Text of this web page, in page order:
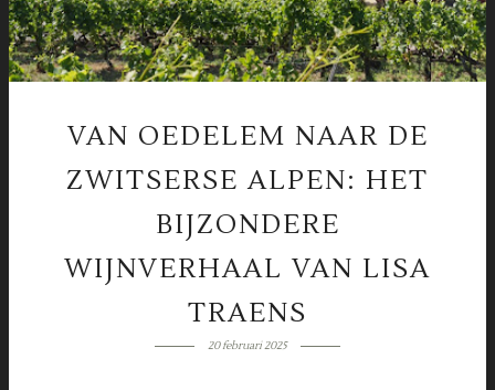
VAN OEDELEM NAAR DE
ZWITSERSE ALPEN: HET
BIJZONDERE
WIJNVERHAAL VAN LISA
TRAENS
20 februari 2025